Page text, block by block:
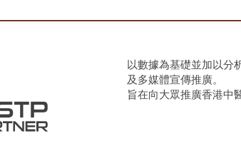
以數據為基礎並加以分
及多媒體宣傳推廣。
旨在向大眾推廣香港中